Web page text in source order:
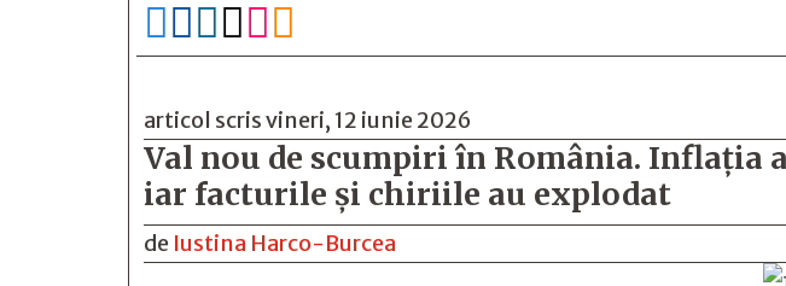

articol scris vineri, 12 iunie 2026
Val nou de scumpiri în România. Inflația
iar facturile și chiriile au explodat
de Iustina Harco-Burcea